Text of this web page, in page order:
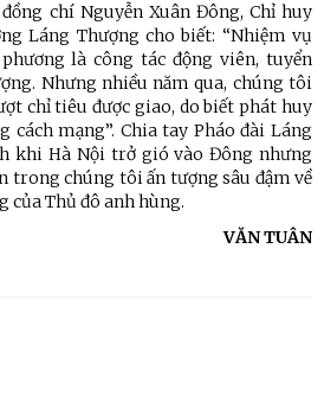
chí Nguyễn Xuân Đông, Chỉ huy
Láng Thượng cho biết: “Nhiệm vụ
là công tác động viên, tuyển
Nhưng nhiều năm qua, chúng tôi
chỉ tiêu được giao, do biết phát huy
cách mạng”. Chia tay Pháo đài Láng
khi Hà Nội trở gió vào Đông nhưng
trong chúng tôi ấn tượng sâu đậm về
của Thủ đô anh hùng.
VĂN TUÂN